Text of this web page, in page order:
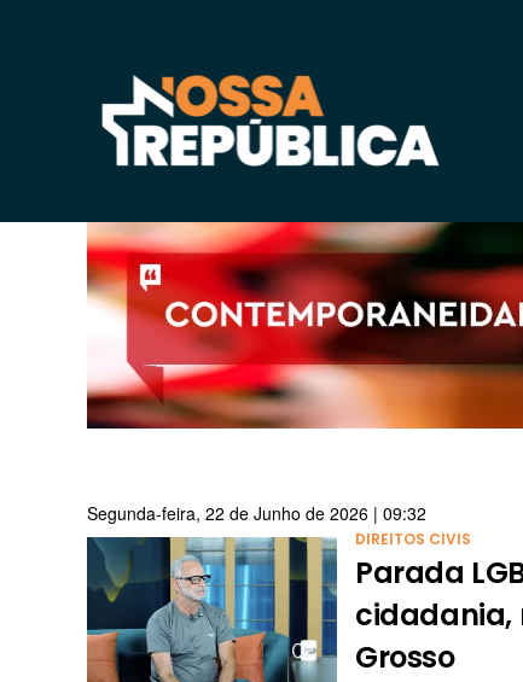
Segunda-feira, 22 de Junho de 2026 | 09:32
DIREITOS CIVIS
Parada
cidadania,
Grosso